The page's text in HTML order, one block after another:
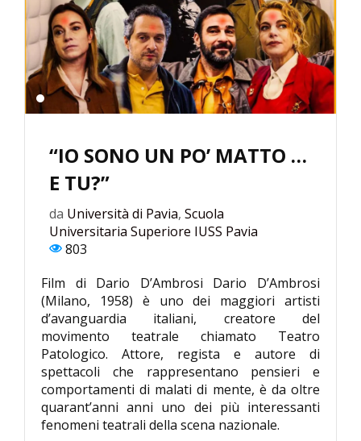
“IO SONO UN PO’ MATTO …
E TU?”
da Università di Pavia, Scuola
Universitaria Superiore IUSS Pavia
803
Film di Dario D’Ambrosi Dario D’Ambrosi
(Milano, 1958) è uno dei maggiori artisti
d’avanguardia italiani, creatore del
movimento teatrale chiamato Teatro
Patologico. Attore, regista e autore di
spettacoli che rappresentano pensieri e
comportamenti di malati di mente, è da oltre
quarant’anni anni uno dei più interessanti
fenomeni teatrali della scena nazionale.